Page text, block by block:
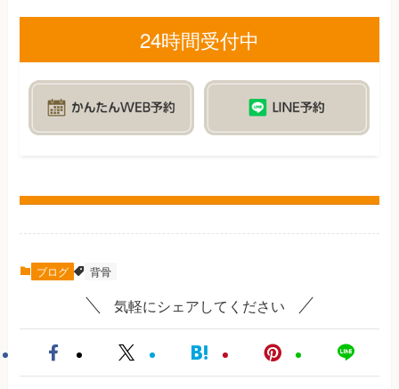
24時間受付中
ブログ 背骨
気軽にシェアしてください